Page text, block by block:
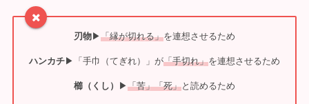
刃物▶︎「縁が切れる」を連想させるため
ハンカチ▶︎「手巾（てぎれ）」が「手切れ」を連想させるため
櫛（くし） ▶︎「苦」「死」と読めるため